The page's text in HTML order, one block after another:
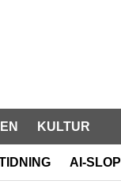
KULTUR
AI-SLOP